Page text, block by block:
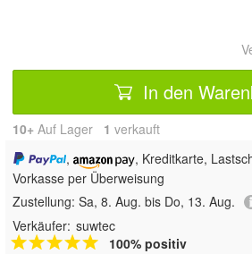
In den
10+ Auf Lager 1 verkauft
,
, Kreditkarte,
Vorkasse per Überweisung
Zustellung: Sa, 8. Aug. bis Do, 13. Aug.
Verkäufer: suwtec
100% positiv